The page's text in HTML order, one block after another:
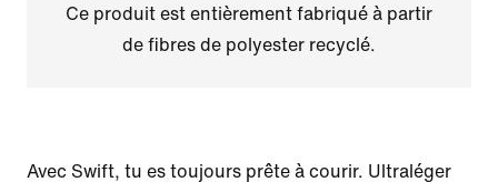
Ce produit est entièrement fabriqué à partir
de fibres de polyester recyclé.
Avec Swift, tu es toujours prête à courir. Ultraléger